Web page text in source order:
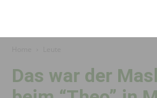
Das war der